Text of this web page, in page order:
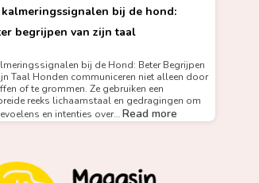
kalmeringssignalen bij de hond:
begrijpen van zijn taal
bij de Hond: Beter Begrijpen
Taal Honden communiceren niet alleen door
of te grommen. Ze gebruiken een
reeks lichaamstaal en gedragingen om
en intenties over… Read more